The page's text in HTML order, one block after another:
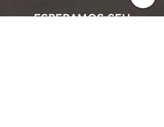
ESPERAMOS SEU